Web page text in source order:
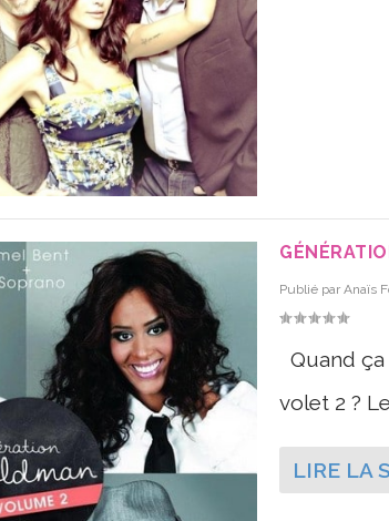
Publié parAnaïs
Quand
volet 2 ?
LIRE LA